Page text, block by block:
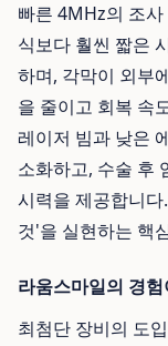
빠른 4MHz의 조
식보다 훨씬 짧은
하며, 각막이 외부
을 줄이고 회복 속
레이저 빔과 낮은
소화하고, 수술 후
시력을 제공합니
것'을 실현하는 핵
라움스마일의 경
최첨단 장비의 도